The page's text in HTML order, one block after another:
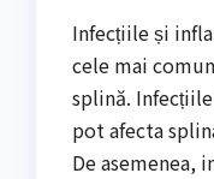
Infecțiile și
cele mai
splină.
pot afecta
De asemenea,